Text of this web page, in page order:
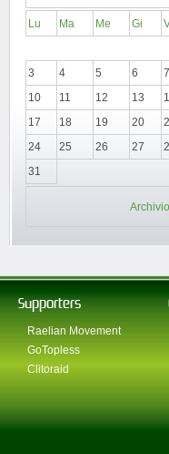
Lu Ma Me Gi
3
4 5 6 7
10
11 12 13
17
18 19 20
24
25 26 27
31
Archivio
Supporters
Raelian Movement
GoTopless
Clitoraid